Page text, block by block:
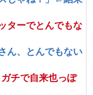
ターでとんでもな
ん、とんでもない
チで自来也っぽ